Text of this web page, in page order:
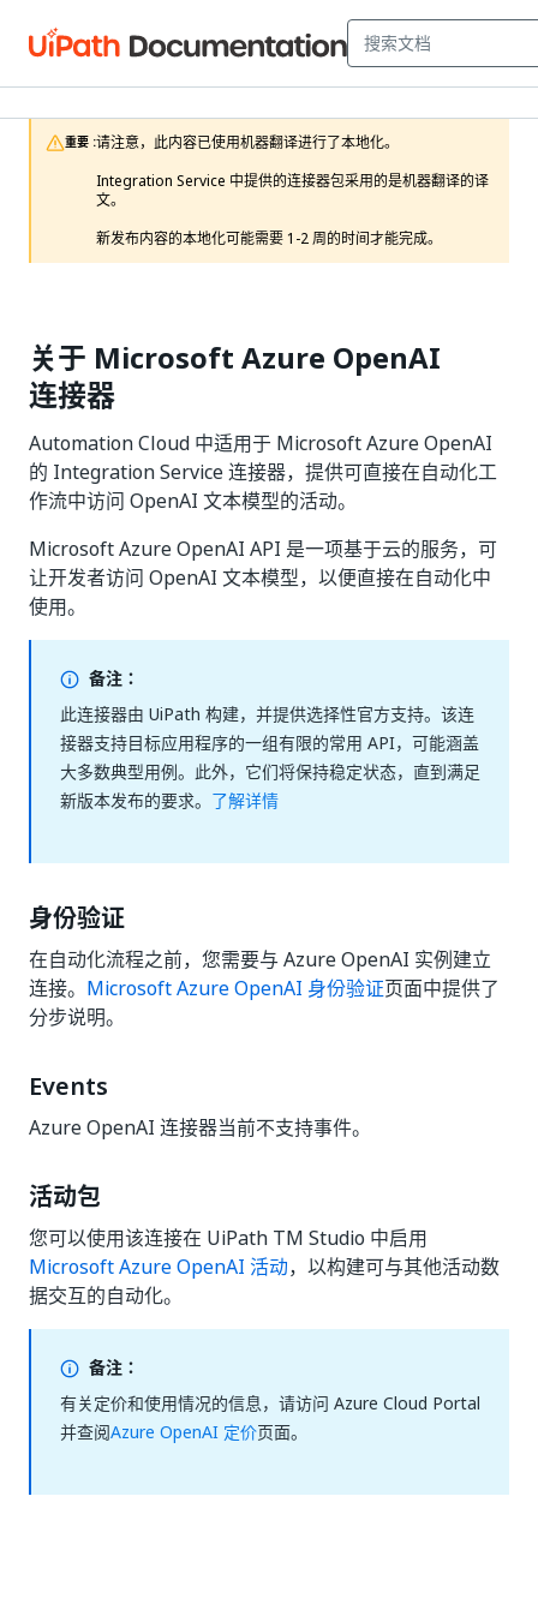
重要 :请注意，此内容已使用机器翻译进行了本地化。
Integration Service 中提供的连接器包采用的是机器翻译的译
文。
新发布内容的本地化可能需要 1-2 周的时间才能完成。
关于 Microsoft Azure OpenAI
连接器
Automation Cloud 中适用于 Microsoft Azure OpenAI
的 Integration Service 连接器，提供可直接在自动化工
作流中访问 OpenAI 文本模型的活动。
Microsoft Azure OpenAI API 是一项基于云的服务，可
让开发者访问 OpenAI 文本模型，以便直接在自动化中
使用。
备注：
此连接器由 UiPath 构建，并提供选择性官方支持。该连
接器支持目标应用程序的一组有限的常用 API，可能涵盖
大多数典型用例。此外，它们将保持稳定状态，直到满足
新版本发布的要求。 了解详情
身份验证
在自动化流程之前，您需要与 Azure OpenAI 实例建立
连接。 Microsoft Azure OpenAI 身份验证页面中提供了
分步说明。
Events
Azure OpenAI 连接器当前不支持事件。
活动包
您可以使用该连接在 UiPath TM Studio 中启用
Microsoft Azure OpenAI 活动，以构建可与其他活动数
据交互的自动化。
备注：
有关定价和使用情况的信息，请访问 Azure Cloud Portal
并查阅Azure OpenAI 定价页面。